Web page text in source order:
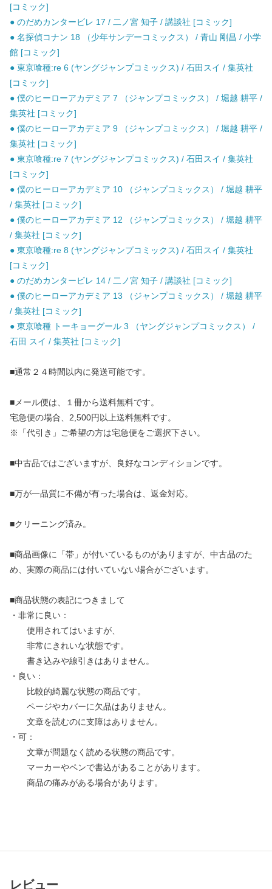
[コミック]
● のだめカンタービレ 17 / 二ノ宮 知子 / 講談社 [コミック]
● 名探偵コナン 18 （少年サンデーコミックス） / 青山 剛昌 / 小学
館 [コミック]
● 東京喰種:re 6 (ヤングジャンプコミックス) / 石田スイ / 集英社
[コミック]
● 僕のヒーローアカデミア 7 （ジャンプコミックス） / 堀越 耕平 /
集英社 [コミック]
● 僕のヒーローアカデミア 9 （ジャンプコミックス） / 堀越 耕平 /
集英社 [コミック]
● 東京喰種:re 7 (ヤングジャンプコミックス) / 石田スイ / 集英社
[コミック]
● 僕のヒーローアカデミア 10 （ジャンプコミックス） / 堀越 耕平
/ 集英社 [コミック]
● 僕のヒーローアカデミア 12 （ジャンプコミックス） / 堀越 耕平
/ 集英社 [コミック]
● 東京喰種:re 8 (ヤングジャンプコミックス) / 石田スイ / 集英社
[コミック]
● のだめカンタービレ 14 / 二ノ宮 知子 / 講談社 [コミック]
● 僕のヒーローアカデミア 13 （ジャンプコミックス） / 堀越 耕平
/ 集英社 [コミック]
● 東京喰種 トーキョーグール 3 （ヤングジャンプコミックス） /
石田 スイ / 集英社 [コミック]
■通常２４時間以内に発送可能です。
■メール便は、１冊から送料無料です。
宅急便の場合、2,500円以上送料無料です。
※「代引き」ご希望の方は宅急便をご選択下さい。
■中古品ではございますが、良好なコンディションです。
■万が一品質に不備が有った場合は、返金対応。
■クリーニング済み。
■商品画像に「帯」が付いているものがありますが、中古品のた
め、実際の商品には付いていない場合がございます。
■商品状態の表記につきまして
・非常に良い：
使用されてはいますが、
非常にきれいな状態です。
書き込みや線引きはありません。
・良い：
比較的綺麗な状態の商品です。
ページやカバーに欠品はありません。
文章を読むのに支障はありません。
・可：
文章が問題なく読める状態の商品です。
マーカーやペンで書込があることがあります。
商品の痛みがある場合があります。
レビュー